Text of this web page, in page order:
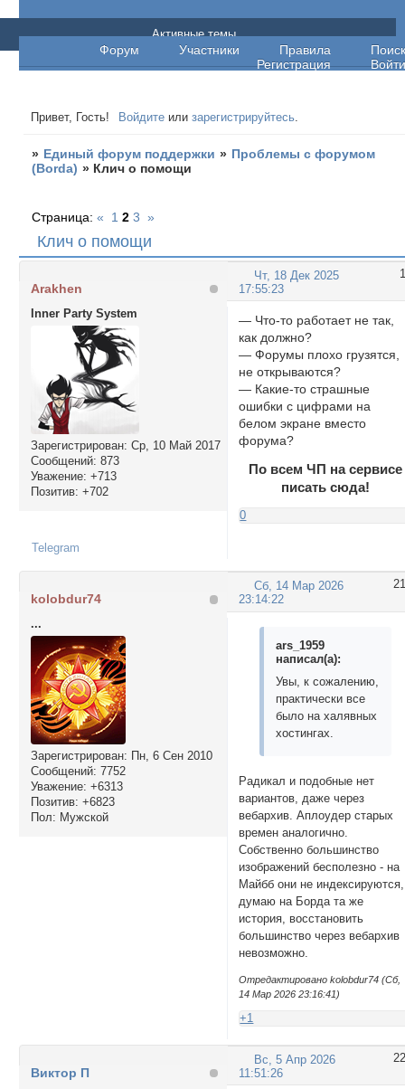
Единый форум поддержки
Форум Участники Правила
Поиск
Регистрация
Войти
Активные темы
Привет, Гость! Войдите илизарегистрируйтесь.
» Единый форум поддержки » Проблемы с форумом
(Borda) » Клич о помощи
Клич о помощи
Страница:« 1 2 3 »
1
Чт, 18 Дек 2025
17:55:23
Arakhen
Inner Party System
Зарегистрирован: Ср, 10 Май 2017
Сообщений: 873
Уважение: +713
Позитив: +702
— Что-то работает не так,
как должно?
— Форумы плохо грузятся,
не открываются?
— Какие-то страшные
ошибки с цифрами на
белом экране вместо
форума?
По всем ЧП на сервисе
писать сюда!
0
Telegram
21
Сб, 14 Мар 2026
23:14:22
kolobdur74
...
Зарегистрирован: Пн, 6 Сен 2010
Сообщений: 7752
Уважение: +6313
Позитив: +6823
Пол: Мужской
ars_1959
написал(а):
Увы, к сожалению,
практически все
было на халявных
хостингах.
Радикал и подобные нет
вариантов, даже через
вебархив. Аплоудер старых
времен аналогично.
Собственно большинство
изображений бесполезно - на
Майбб они не индексируются,
думаю на Борда та же
история, восстановить
большинство через вебархив
невозможно.
Отредактировано kolobdur74 (Сб,
14 Мар 2026 23:16:41)
+1
22
Вс, 5 Апр 2026
11:51:26
Виктор П